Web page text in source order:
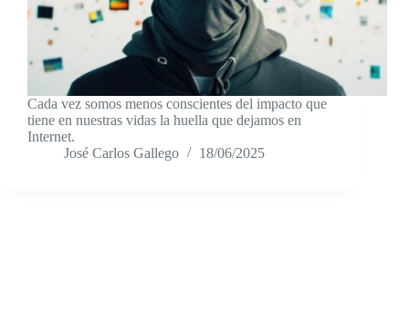
Cada vez somos menos conscientes del impacto que
tiene en nuestras vidas la huella que dejamos en
Internet.
José Carlos Gallego
18/06/2025